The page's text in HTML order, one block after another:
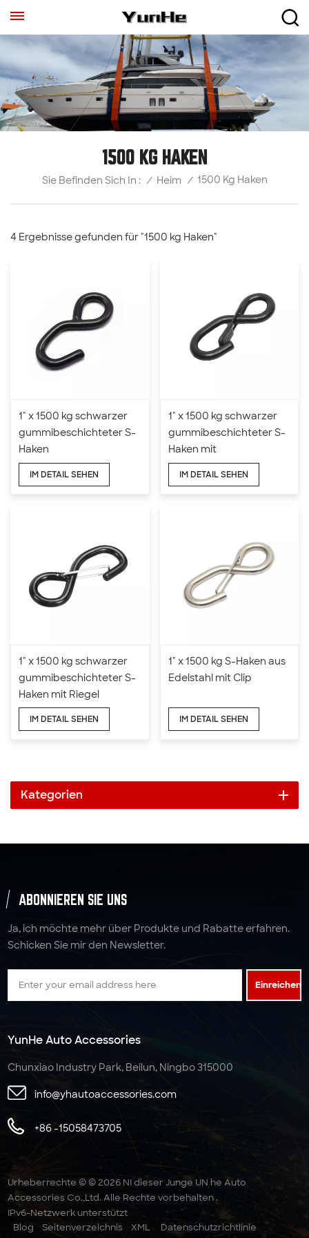
1500 KG HAKEN
Sie Befinden Sich In : / Heim / 1500 Kg Haken
4 Ergebnisse gefunden für "1500 kg Haken"
1" x 1500 kg schwarzer
gummibeschichteter S-
Haken
IM DETAIL SEHEN
1" x 1500 kg schwarzer
gummibeschichteter S-
Haken mit
Gummiverriegelung
IM DETAIL SEHEN
1" x 1500 kg schwarzer
gummibeschichteter S-
Haken mit Riegel
IM DETAIL SEHEN
1" x 1500 kg S-Haken aus
Edelstahl mit Clip
IM DETAIL SEHEN
Kategorien
ABONNIEREN SIE UNS
Ja, ich möchte mehr über Produkte und Rabatte erfahren.
Schicken Sie mir den Newsletter.
Einreichen
YunHe Auto Accessories
Chunxiao Industry Park, Beilun, Ningbo 315000
info@yhautoaccessories.com
+86 -15058473705
Urheberrechte © © 2026 NI dieser Junge UN he Auto
Accessories Co.,Ltd. Alle Rechte vorbehalten .
IPv6-Netzwerk unterstützt
Blog
Seitenverzeichnis XML Datenschutzrichtlinie